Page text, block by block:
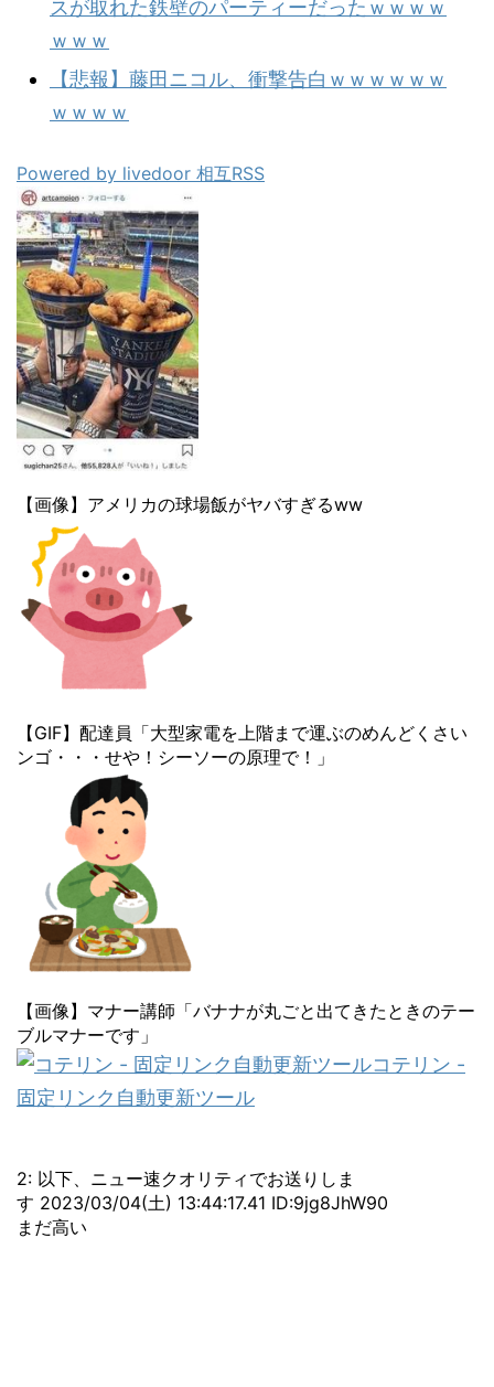
スが取れた鉄壁のパーティーだったｗｗｗｗ
ｗｗｗ
【悲報】藤田ニコル、衝撃告白ｗｗｗｗｗｗ
ｗｗｗｗ
Powered by livedoor 相互RSS
【画像】アメリカの球場飯がヤバすぎるww
【GIF】配達員「大型家電を上階まで運ぶのめんどくさい
ンゴ・・・せや！シーソーの原理で！」
【画像】マナー講師「バナナが丸ごと出てきたときのテー
ブルマナーです」
コテリン -
固定リンク自動更新ツール
2: 以下、ニュー速クオリティでお送りしま
す 2023/03/04(土) 13:44:17.41 ID:9jg8JhW90
まだ高い